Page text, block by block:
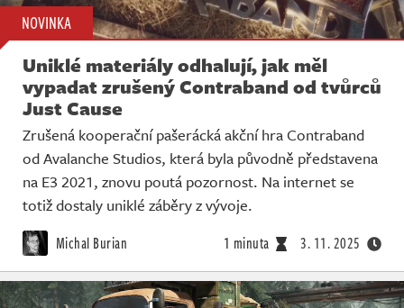
Soutěže
Databáze
Komunita
Redakce
Živě
NOVINKA
Uniklé materiály odhalují, jak měl
vypadat zrušený Contraband od tvůrců
Just Cause
Zrušená kooperační pašerácká akční hra Contraband
od Avalanche Studios, která byla původně představena
na E3 2021, znovu poutá pozornost. Na internet se
totiž dostaly uniklé záběry z vývoje.
Michal Burian 1 minuta 3. 11. 2025